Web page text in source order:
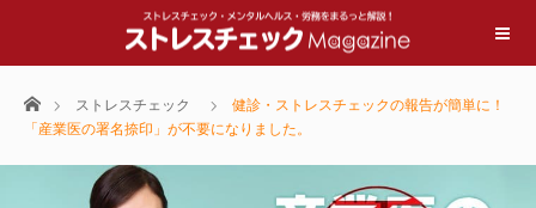
ホームストレスチェック
健診・ストレスチェックの報告が簡単に！
「産業医の署名捺印」が不要になりました。